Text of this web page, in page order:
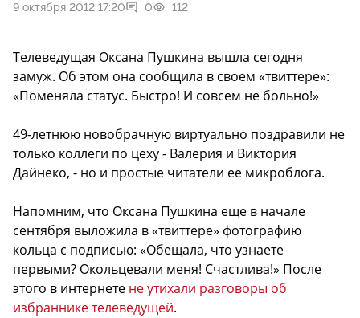
9 октября 2012 17:20 0 112
Телеведущая Оксана Пушкина вышла сегодня
замуж. Об этом она сообщила в своем «твиттере»:
«Поменяла статус. Быстро! И совсем не больно!»
49-летнюю новобрачную виртуально поздравили не
только коллеги по цеху - Валерия и Виктория
Дайнеко, - но и простые читатели ее микроблога.
Напомним, что Оксана Пушкина еще в начале
сентября выложила в «твиттере» фотографию
кольца с подписью: «Обещала, что узнаете
первыми? Окольцевали меня! Счастлива!» После
этого в интернете не утихали разговоры об
избраннике телеведущей.